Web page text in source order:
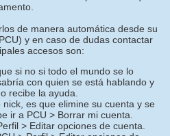
de manera automática desde su
y en caso de dudas contactar
accesos son:
si no si todo el mundo se lo
con quien se está hablando y
recibe la ayuda.
es que elimine su cuenta y se
ir a PCU > Borrar mi cuenta.
> Editar opciones de cuenta.